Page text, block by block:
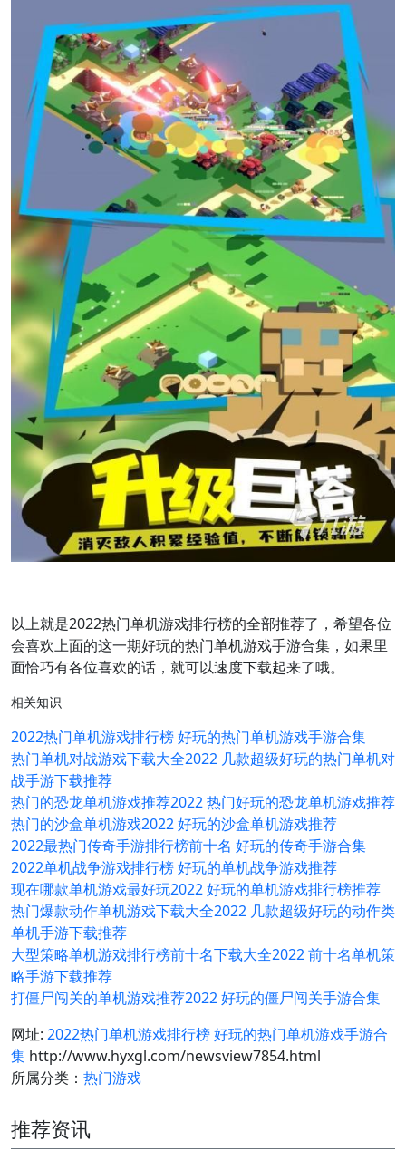
以上就是2022热门单机游戏排行榜的全部推荐了，希望各位
会喜欢上面的这一期好玩的热门单机游戏手游合集，如果里
面恰巧有各位喜欢的话，就可以速度下载起来了哦。
相关知识
2022热门单机游戏排行榜 好玩的热门单机游戏手游合集
热门单机对战游戏下载大全2022 几款超级好玩的热门单机对
战手游下载推荐
热门的恐龙单机游戏推荐2022 热门好玩的恐龙单机游戏推荐
热门的沙盒单机游戏2022 好玩的沙盒单机游戏推荐
2022最热门传奇手游排行榜前十名 好玩的传奇手游合集
2022单机战争游戏排行榜 好玩的单机战争游戏推荐
现在哪款单机游戏最好玩2022 好玩的单机游戏排行榜推荐
热门爆款动作单机游戏下载大全2022 几款超级好玩的动作类
单机手游下载推荐
大型策略单机游戏排行榜前十名下载大全2022 前十名单机策
略手游下载推荐
打僵尸闯关的单机游戏推荐2022 好玩的僵尸闯关手游合集
网址: 2022热门单机游戏排行榜 好玩的热门单机游戏手游合
集 http://www.hyxgl.com/newsview7854.html
所属分类： 热门游戏
推荐资讯